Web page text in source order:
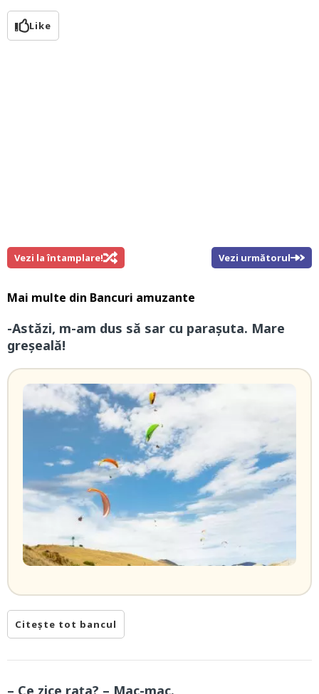
Like
Vezi la întamplare! Vezi următorul
Mai multe din Bancuri amuzante
-Astăzi, m-am dus să sar cu parașuta. Mare
greșeală!
Citește tot bancul
– Ce zice rața? – Mac-mac.